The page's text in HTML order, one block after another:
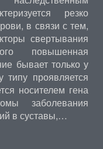
резко
в связи с тем,
свертывания
повышенная
бывает только у
проявляется
носителем гена
заболевания
в суставы,…